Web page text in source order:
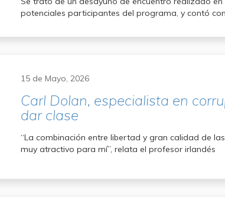
potenciales participantes del programa, y contó
15 de Mayo, 2026
Carl Dolan, especialista en
dar clase
“La combinación entre libertad y gran calidad de
muy atractivo para mí”, relata el profesor irlandés